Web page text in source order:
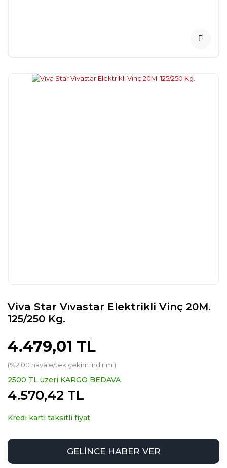
Viva Star Vıvastar Elektrikli Vinç 20M.
125/250 Kg.
4.479,01 TL
(%2,00 havale/tek çekim indirimi)
2500 TL üzeri KARGO BEDAVA
4.570,42 TL
Kredi kartı taksitli fiyat
GELİNCE HABER VER